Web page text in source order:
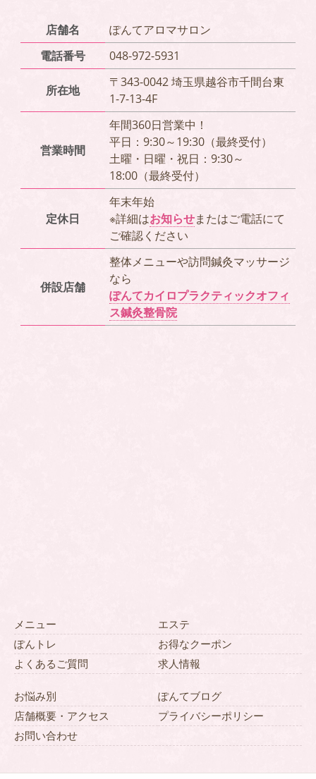
店舗名
ぽんてアロマサロン
電話番号
048-972-5931
所在地
〒343-0042 埼玉県越谷市千間台東
1-7-13-4F
営業時間
年間360日営業中！
平日：9:30～19:30（最終受付）
土曜・日曜・祝日：9:30～
18:00（最終受付）
定休日
年末年始
※詳細はお知らせまたはご電話にて
ご確認ください
併設店舗
整体メニューや訪問鍼灸マッサージ
なら
ぽんてカイロプラクティックオフィ
ス鍼灸整骨院
メニュー
エステ
ぽんトレ
お得なクーポン
よくあるご質問
求人情報
お悩み別
ぽんてブログ
店舗概要・アクセス
プライバシーポリシー
お問い合わせ